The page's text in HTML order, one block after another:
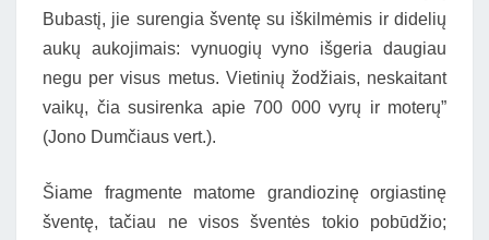
Bubastį, jie surengia šventę su iškilmėmis ir didelių
aukų aukojimais: vynuogių vyno išgeria daugiau
negu per visus metus. Vietinių žodžiais, neskaitant
vaikų, čia susirenka apie 700 000 vyrų ir moterų”
(Jono Dumčiaus vert.).
Šiame fragmente matome grandiozinę orgiastinę
šventę, tačiau ne visos šventės tokio pobūdžio;